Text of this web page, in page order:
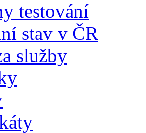
testování
stav v ČR
služby